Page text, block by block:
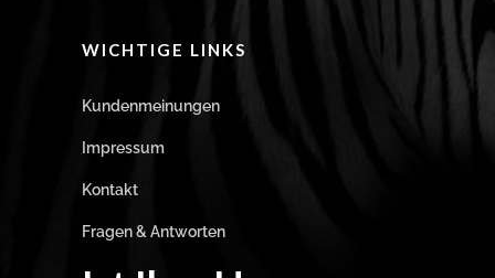
WICHTIGE LINKS
Kundenmeinungen
Impressum
Kontakt
Fragen & Antworten